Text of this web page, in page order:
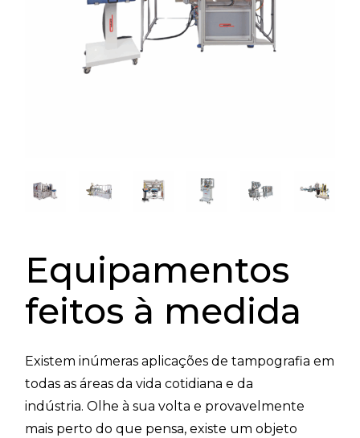
Equipamentos
feitos à medida
Existem inúmeras aplicações de tampografia em
todas as áreas da vida cotidiana e da
indústria. Olhe à sua volta e provavelmente
mais perto do que pensa, existe um objeto